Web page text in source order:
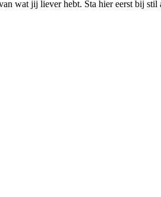
wat jij liever hebt. Sta hier eerst bij